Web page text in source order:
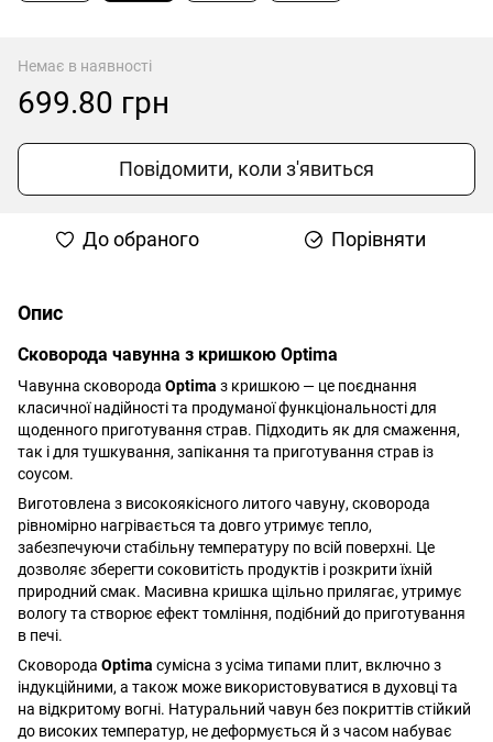
Немає в наявності
699.80 грн
Повідомити, коли з'явиться
До обраного Порівняти
Опис
Сковорода чавунна з кришкою Optima
Чавунна сковорода Optima з кришкою — це поєднання
класичної надійності та продуманої функціональності для
щоденного приготування страв. Підходить як для смаження,
так і для тушкування, запікання та приготування страв із
соусом.
Виготовлена з високоякісного литого чавуну, сковорода
рівномірно нагрівається та довго утримує тепло,
забезпечуючи стабільну температуру по всій поверхні. Це
дозволяє зберегти соковитість продуктів і розкрити їхній
природний смак. Масивна кришка щільно прилягає, утримує
вологу та створює ефект томління, подібний до приготування
в печі.
Сковорода Optima сумісна з усіма типами плит, включно з
індукційними, а також може використовуватися в духовці та
на відкритому вогні. Натуральний чавун без покриттів стійкий
до високих температур, не деформується й з часом набуває